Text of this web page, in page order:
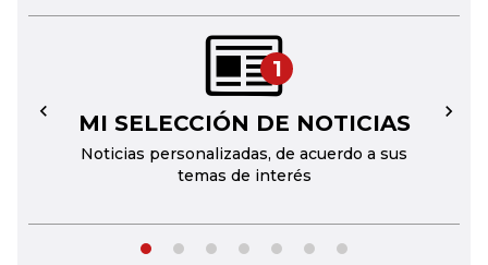
1
MI SELECCIÓN DE NOTICIAS
Noticias personalizadas, de acuerdo a sus
temas de interés
← →